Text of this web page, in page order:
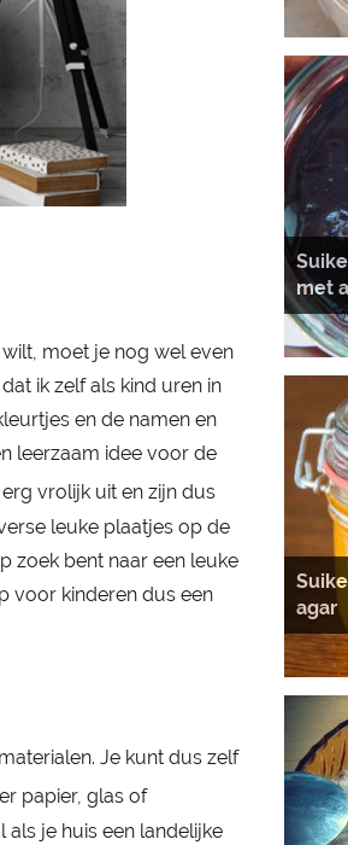
moet je nog wel even
ik zelf als kind uren in
en de namen en
leerzaam idee voor de
erg vrolijk uit en zijn dus
leuke plaatjes op de
zoek bent naar een leuke
voor kinderen dus een
Je kunt dus zelf
papier, glas of
als je huis een landelijke
met
agar